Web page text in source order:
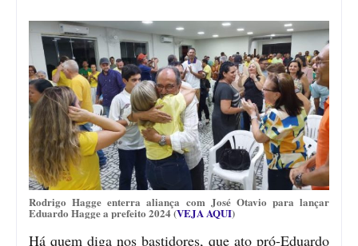
Rodrigo Hagge enterra aliança com José Otavio para lançar
Eduardo Hagge a prefeito 2024 (VEJA AQUI)
Há quem diga nos bastidores, que ato pró-Eduardo